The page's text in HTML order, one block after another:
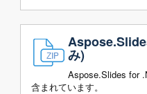
み)
Aspose.Slides for
含まれています。